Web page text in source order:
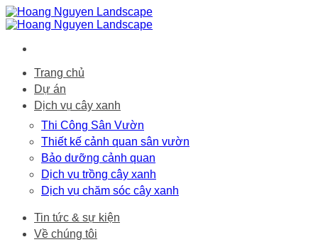
Bỏ
qua
dung
Trang chủ
Dự án
Dịch vụ cây xanh
Thi Công Sân Vườn
Thiết kế cảnh quan sân vườn
Bảo dưỡng cảnh quan
Dịch vụ trồng cây xanh
Dịch vụ chăm sóc cây xanh
Tin tức & sự kiện
Về chúng tôi